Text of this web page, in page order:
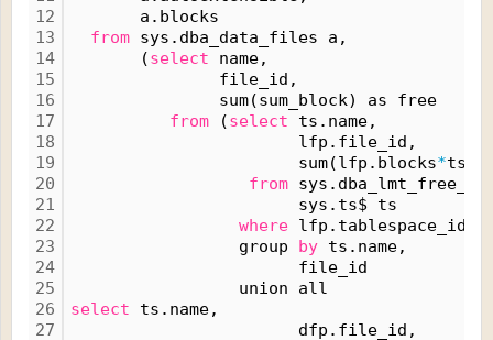
12
13
14
15
16
17
18
19
20
21
22
23
24
25
26
27
a.blocks
from sys.dba_data_files a,
(select name,
file_id,
sum(sum_block) as free
from (select ts.name,
lfp.file_id,
sum(lfp.blocks*
from
sys.ts$ ts
where lfp.tablespace_id
group by ts.name,
file_id
union all
select ts.name,
dfp.file_id,